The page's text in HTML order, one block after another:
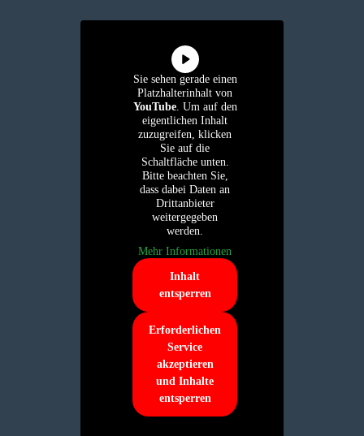
Sie sehen gerade einen
Platzhalterinhalt von
YouTube. Um auf den
eigentlichen Inhalt
zuzugreifen, klicken
Sie auf die
Schaltfläche unten.
Bitte beachten Sie,
dass dabei Daten an
Drittanbieter
weitergegeben
werden.
Mehr Informationen
Inhalt
entsperren
Erforderlichen
Service
akzeptieren
und Inhalte
entsperren